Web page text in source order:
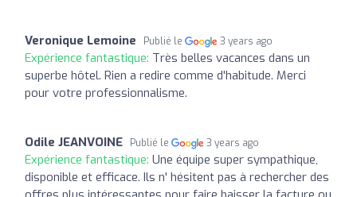
Veronique Lemoine Publié le 3 years ago
Expérience fantastique: Très belles vacances dans un
superbe hôtel. Rien a redire comme d'habitude. Merci
pour votre professionnalisme.
Odile JEANVOINE Publié le 3 years ago
Expérience fantastique: Une équipe super sympathique,
disponible et efficace. Ils n' hésitent pas à rechercher des